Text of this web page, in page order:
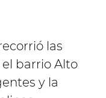
las
barrio Alto
y la